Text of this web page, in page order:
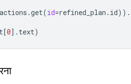
.get(id=refined_plan . id)) .
[0] . text)